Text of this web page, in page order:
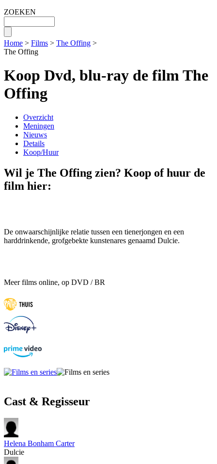
ZOEKEN
Home > Films > The Offing >
The Offing
Koop Dvd, blu-ray de film The
Offing
Overzicht
Meningen
Nieuws
Details
Koop/Huur
Wil je The Offing zien? Koop of huur de
film hier:
De onwaarschijnlijke relatie tussen een tienerjongen en een
harddrinkende, grofgebekte kunstenares genaamd Dulcie.
Meer films online, op DVD / BR
Cast & Regisseur
Helena Bonham Carter
Dulcie